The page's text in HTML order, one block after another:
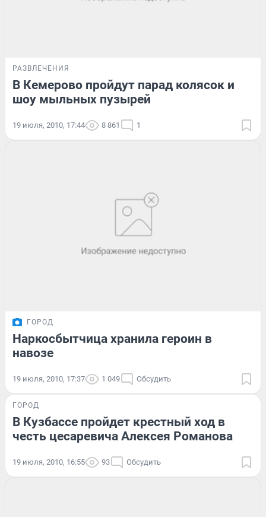
РАЗВЛЕЧЕНИЯ
В Кемерово пройдут парад колясок и
шоу мыльных пузырей
19 июля, 2010, 17:44 8 861 1
ГОРОД
Наркосбытчица хранила героин в
навозе
19 июля, 2010, 17:37 1 049 Обсудить
ГОРОД
В Кузбассе пройдет крестный ход в
честь цесаревича Алексея Романова
19 июля, 2010, 16:55 93 Обсудить